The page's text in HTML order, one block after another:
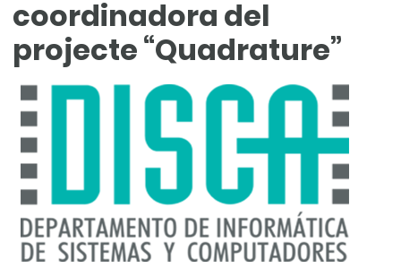
coordinadora del
projecte “Quadrature”